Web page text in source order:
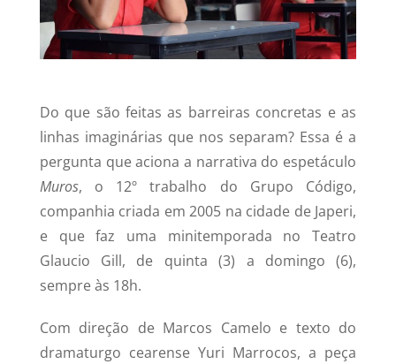
Do que são feitas as barreiras concretas e as
linhas imaginárias que nos separam? Essa é a
pergunta que aciona a narrativa do espetáculo
Muros, o 12º trabalho do Grupo Código,
companhia criada em 2005 na cidade de Japeri,
e que faz uma minitemporada no Teatro
Glaucio Gill, de quinta (3) a domingo (6),
sempre às 18h.
Com direção de Marcos Camelo e texto do
dramaturgo cearense Yuri Marrocos, a peça